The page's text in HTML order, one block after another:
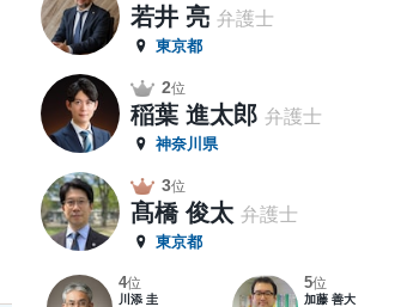
若井 亮 弁護士
東京都
2位
稲葉 進太郎 弁護士
神奈川県
3位
髙橋 俊太 弁護士
東京都
4位
川添 圭
5位
加藤 善大